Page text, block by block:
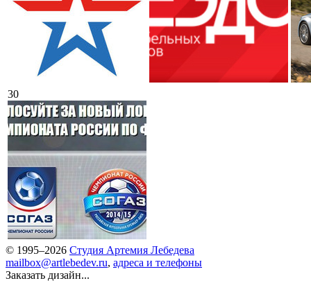
30
© 1995–2026 Студия Артемия Лебедева
mailbox@artlebedev.ru, адреса и телефоны
Заказать дизайн...